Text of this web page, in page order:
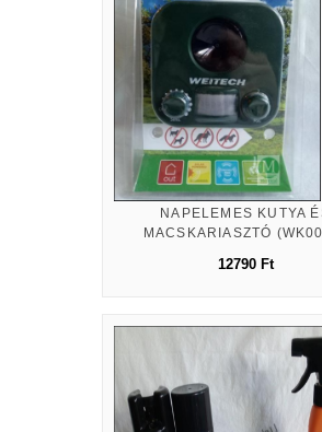
NAPELEMES KUTYA
MACSKARIASZTÓ
12790 Ft